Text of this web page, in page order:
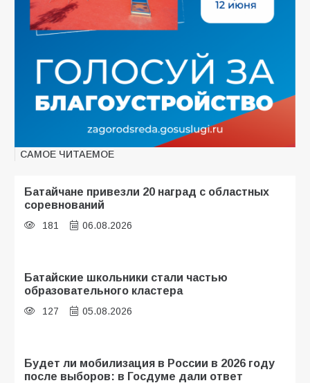
САМОЕ ЧИТАЕМОЕ
Батайчане привезли 20 наград с областных
соревнований
181 06.08.2026
Батайские школьники стали частью
образовательного кластера
127 05.08.2026
Будет ли мобилизация в России в 2026 году
после выборов: в Госдуме дали ответ